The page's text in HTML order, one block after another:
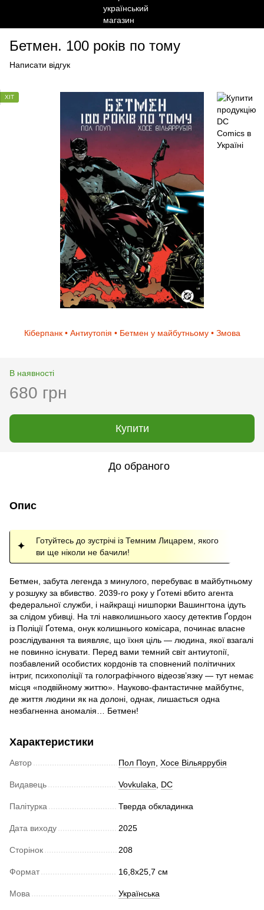
Бетмен. 100 років по тому
Написати відгук
ХІТ
Кіберпанк • Антиутопія • Бетмен у майбутньому • Змова
В наявності
680 грн
Купити
До обраного
Опис
Готуйтесь до зустрічі із Темним Лицарем, якого
ви ще ніколи не бачили!
Бетмен, забута легенда з минулого, перебуває в майбутньому
у розшуку за вбивство. 2039-го року у Ґотемі вбито агента
федеральної служби, і найкращі нишпорки Вашингтона ідуть
за слідом убивці. На тлі навколишнього хаосу детектив Ґордон
із Поліції Ґотема, онук колишнього комісара, починає власне
розслідування та виявляє, що їхня ціль — людина, якої взагалі
не повинно існувати. Перед вами темний світ антиутопії,
позбавлений особистих кордонів та сповнений політичних
інтриг, психополіції та голографічного відеозв’язку — тут немає
місця «подвійному життю». Науково-фантастичне майбутнє,
де життя людини як на долоні, однак, лишається одна
незбагненна аномалія… Бетмен!
Характеристики
Автор Пол Поуп, Хосе Вільяррубія
Видавець Vovkulaka, DC
Палітурка Тверда обкладинка
Дата виходу 2025
Сторінок 208
Формат 16,8х25,7 см
Мова Українська